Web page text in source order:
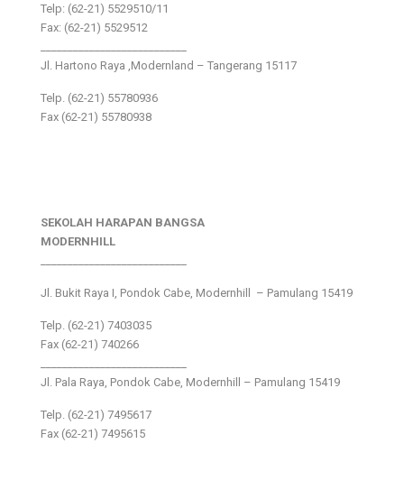
Telp: (62-21) 5529510/11
Fax: (62-21) 5529512
Jl. Hartono Raya ,Modernland – Tangerang 15117
Telp. (62-21) 55780936
Fax (62-21) 55780938
SEKOLAH HARAPAN BANGSA
MODERNHILL
Jl. Bukit Raya I, Pondok Cabe, Modernhill – Pamulang 15419
Telp. (62-21) 7403035
Fax (62-21) 740266
Jl. Pala Raya, Pondok Cabe, Modernhill – Pamulang 15419
Telp. (62-21) 7495617
Fax (62-21) 7495615